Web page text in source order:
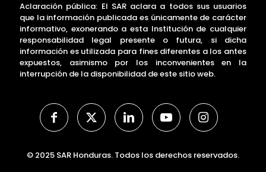
Aclaración pública: El SAR aclara a todos sus usuarios
que la información publicada es únicamente de carácter
informativo, exonerando a esta Institución de cualquier
responsabilidad legal presente o futura, si dicha
información es utilizada para fines diferentes a los antes
expuestos, asimismo por los inconvenientes en la
interrupción de la disponibilidad de este sitio web.
© 2025 SAR Honduras. Todos los derechos reservados.